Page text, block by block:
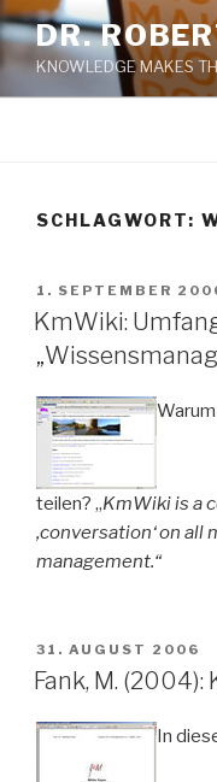
Zum
Inhalt
springen
DR.
KNOWLEDGE MAKES
SCHLAGWORT:
VERÖFFENTLICHT
AM
1. SEPTEMBER
KmWiki:
teilen? „KmWiki is a
‚conversation‘ on
management.“
VERÖFFENTLICHT
AM
31. AUGUST 2006
Fank, M.
In